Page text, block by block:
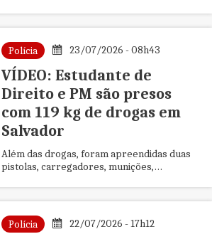
representa avanço no combate à
criminalidade no município.
Polícia 23/07/2026 - 08h43
VÍDEO: Estudante de
Direito e PM são presos
com 119 kg de drogas em
Salvador
Além das drogas, foram apreendidas duas
pistolas, carregadores, munições,
Polícia 22/07/2026 - 17h12